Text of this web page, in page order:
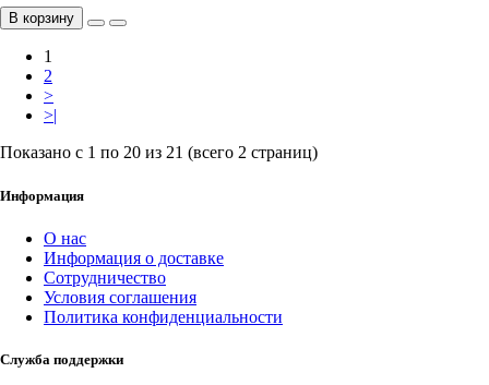
В корзину
1
2
>
>|
Показано с 1 по 20 из 21 (всего 2 страниц)
Информация
О нас
Информация о доставке
Сотрудничество
Условия соглашения
Политика конфиденциальности
Служба поддержки